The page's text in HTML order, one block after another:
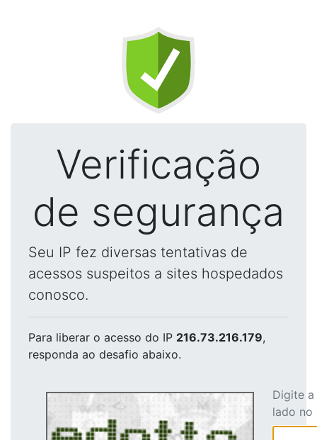
Verificação
de segurança
Seu IP fez diversas tentativas de
acessos suspeitos a sites hospedados
conosco.
Para liberar o acesso do IP 216.73.216.179,
responda ao desafio abaixo.
Digite
lado no